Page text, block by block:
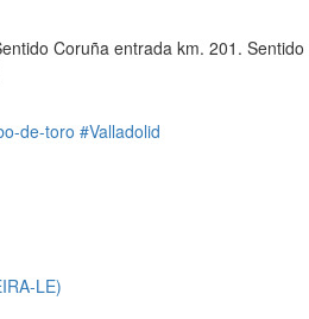
Coruña entrada km. 201.
de-toro #Valladolid
LE)